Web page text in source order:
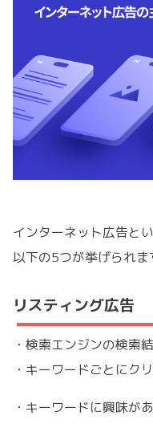
インターネット広告と
以下の5つが挙げられま
リスティング広告
・検索エンジンの検索
・キーワードごとにク
・キーワードに興味が